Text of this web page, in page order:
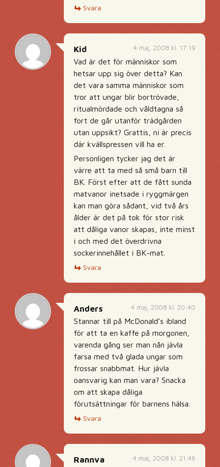
Svara
4 maj, 2008 kl. 17:19
Kid
Vad är det för människor som
hetsar upp sig över detta? Kan
det vara samma människor som
tror att ungar blir bortrövade,
ritualmördade och våldtagna så
fort de går utanför trädgården
utan uppsikt? Grattis, ni är precis
där kvällspressen vill ha er.
Personligen tycker jag det är
värre att ta med så små barn till
BK. Först efter att de fått sunda
matvanor inetsade i ryggmärgen
kan man göra sådant, vid två års
ålder är det på tok för stor risk
att dåliga vanor skapas, inte minst
i och med det överdrivna
sockerinnehållet i BK-mat.
Svara
4 maj, 2008 kl. 20:40
Anders
Stannar till på McDonald’s ibland
för att ta en kaffe på morgonen,
varenda gång ser man nån jävla
farsa med två glada ungar som
frossar snabbmat. Hur jävla
oansvarig kan man vara? Snacka
om att skapa dåliga
förutsättningar för barnens hälsa.
Svara
4 maj, 2008 kl. 21:46
Rannva